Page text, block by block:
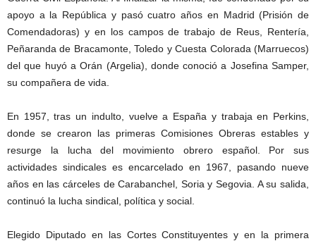
apoyo a la República y pasó cuatro años en Madrid (Prisión de
Comendadoras) y en los campos de trabajo de Reus, Rentería,
Peñaranda de Bracamonte, Toledo y Cuesta Colorada (Marruecos)
del que huyó a Orán (Argelia), donde conoció a Josefina Samper,
su compañera de vida.
En 1957, tras un indulto, vuelve a España y trabaja en Perkins,
donde se crearon las primeras Comisiones Obreras estables y
resurge la lucha del movimiento obrero español. Por sus
actividades sindicales es encarcelado en 1967, pasando nueve
años en las cárceles de Carabanchel, Soria y Segovia. A su salida,
continuó la lucha sindical, política y social.
Elegido Diputado en las Cortes Constituyentes y en la primera